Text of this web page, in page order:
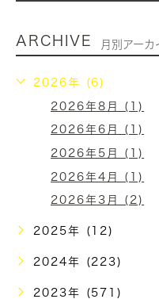
ARCHIVE 月別アーカ
2026年 (6)
2026年8月 (1)
2026年6月 (1)
2026年5月 (1)
2026年4月 (1)
2026年3月 (2)
2025年 (12)
2024年 (223)
2023年 (571)